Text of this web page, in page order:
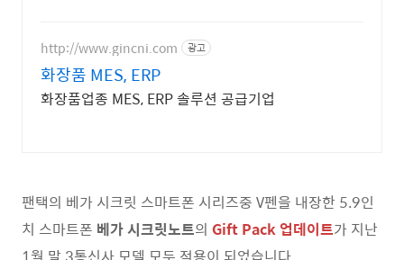
http://www.gincni.com 광고
화장품 MES, ERP
화장품업종 MES, ERP 솔루션 공급기업
팬택의 베가 시크릿 스마트폰 시리즈중 V펜을 내장한 5.9인
치 스마트폰 베가 시크릿노트의 Gift Pack 업데이트가 지난